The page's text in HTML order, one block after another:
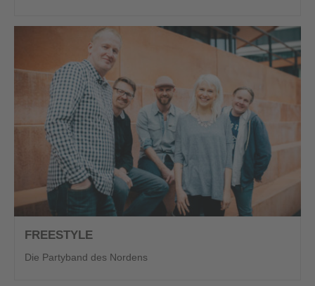
FREESTYLE
Die Partyband des Nordens